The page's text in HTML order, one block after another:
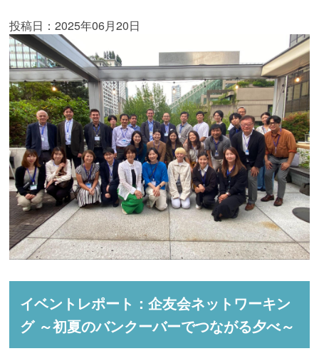
投稿日：2025年06月20日
イベントレポート：企友会ネットワーキン
グ ～初夏のバンクーバーでつながる夕べ～